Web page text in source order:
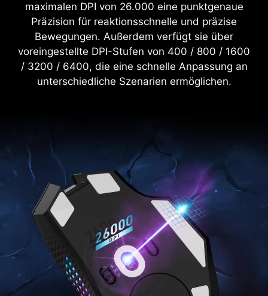
maximalen DPI von 26.000 eine punktgenaue
Präzision für reaktionsschnelle und präzise
Bewegungen. Außerdem verfügt sie über
voreingestellte DPI-Stufen von 400 / 800 / 1600
/ 3200 / 6400, die eine schnelle Anpassung an
unterschiedliche Szenarien ermöglichen.